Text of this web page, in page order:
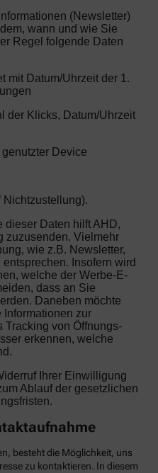
(Newsletter)
wann und wie Sie
Regel folgende Daten
mit Datum/Uhrzeit der 1.
der Klicks, Datum/Uhrzeit
genutzter Device
Nichtzustellung).
dieser Daten hilft AHD,
zuzusenden. Vielmehr
wie z.B. Newsletter,
Insofern wird
welche der Werbe-E-
dass an Sie
Daneben möchte
zur
Tracking von Öffnungs-
erkennen, welche
Ihrer Einwilligung
Ablauf der gesetzlichen
besteht die Möglichkeit, uns
zu kontaktieren. In diesem